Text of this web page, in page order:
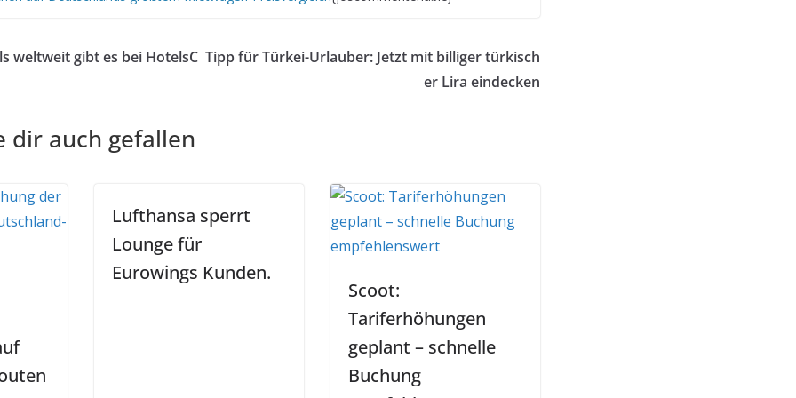
weltweit gibt es bei HotelsC Tipp für Türkei-Urlauber: Jetzt mit billiger türkisch
er Lira eindecken
dir auch gefallen
Lufthansa sperrt
Lounge für
Eurowings Kunden.
Scoot:
Tariferhöhungen
geplant – schnelle
Buchung